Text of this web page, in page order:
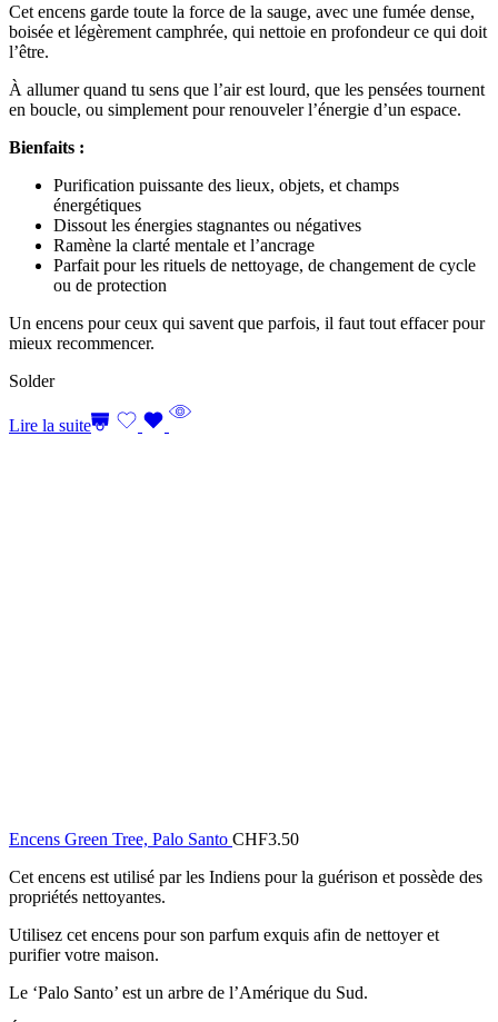
Cet encens garde toute la force de la sauge, avec une fumée dense,
boisée et légèrement camphrée, qui nettoie en profondeur ce qui doit
l’être.
À allumer quand tu sens que l’air est lourd, que les pensées tournent
en boucle, ou simplement pour renouveler l’énergie d’un espace.
Bienfaits :
Purification puissante des lieux, objets, et champs
énergétiques
Dissout les énergies stagnantes ou négatives
Ramène la clarté mentale et l’ancrage
Parfait pour les rituels de nettoyage, de changement de cycle
ou de protection
Un encens pour ceux qui savent que parfois, il faut tout effacer pour
mieux recommencer.
Solder
Lire la suite
Encens Green Tree, Palo Santo CHF3.50
Cet encens est utilisé par les Indiens pour la guérison et possède des
propriétés nettoyantes.
Utilisez cet encens pour son parfum exquis afin de nettoyer et
purifier votre maison.
Le ‘Palo Santo’ est un arbre de l’Amérique du Sud.